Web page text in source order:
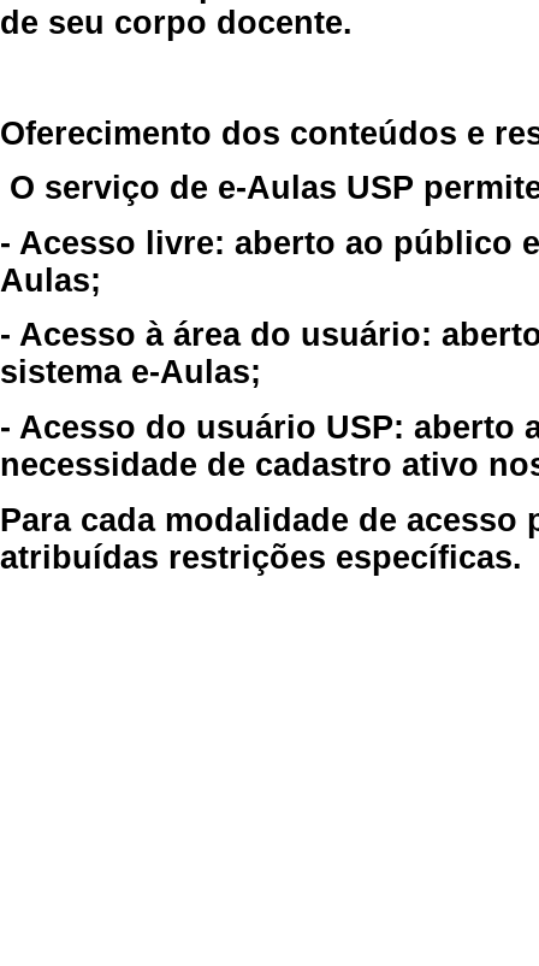
de seu corpo docente.
Oferecimento dos conteúdos e
O serviço de e-Aulas USP
- Acesso livre: aberto ao público
Aulas;
- Acesso à área do usuário:
sistema e-Aulas;
- Acesso do usuário USP: aberto
necessidade de cadastro ativo
Para cada modalidade de
atribuídas restrições específicas.